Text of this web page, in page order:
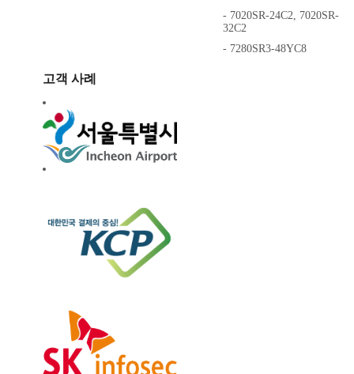
- 7020SR-24C2, 7020SR-
32C2
- 7280SR3-48YC8
고객 사례